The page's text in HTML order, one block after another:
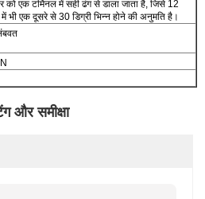
को एक टर्मिनल में सही ढंग से डाला जाता है, जिसे 12
भी एक दूसरे से 30 डिग्री भिन्न होने की अनुमति है।
और समीक्षा